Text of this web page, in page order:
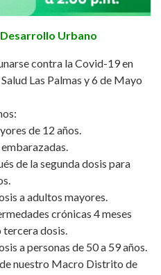
Urbano
contra la Covid-19 en
Las Palmas y 6 de Mayo
de 12 años.
de la segunda dosis para
a adultos mayores.
crónicas 4 meses
tercera dosis.
a personas de 50 a 59 años.
nuestro Macro Distrito de